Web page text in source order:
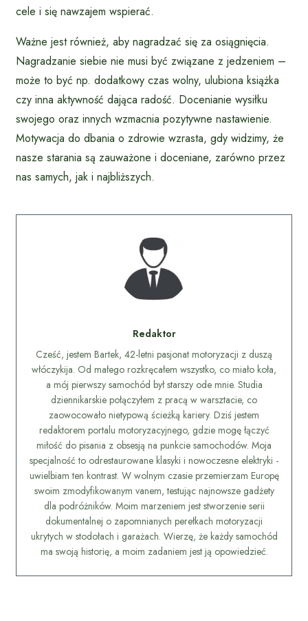
cele i się nawzajem wspierać.
Ważne jest również, aby nagradzać się za osiągnięcia.
Nagradzanie siebie nie musi być związane z jedzeniem –
może to być np. dodatkowy czas wolny, ulubiona książka
czy inna aktywność dająca radość. Docenianie wysiłku
swojego oraz innych wzmacnia pozytywne nastawienie.
Motywacja do dbania o zdrowie wzrasta, gdy widzimy, że
nasze starania są zauważone i doceniane, zarówno przez
nas samych, jak i najbliższych.
Redaktor
Cześć, jestem Bartek, 42-letni pasjonat motoryzacji z duszą
włóczykija. Od małego rozkręcałem wszystko, co miało koła,
a mój pierwszy samochód był starszy ode mnie. Studia
dziennikarskie połączyłem z pracą w warsztacie, co
zaowocowało nietypową ścieżką kariery. Dziś jestem
redaktorem portalu motoryzacyjnego, gdzie mogę łączyć
miłość do pisania z obsesją na punkcie samochodów. Moja
specjalność to odrestaurowane klasyki i nowoczesne elektryki -
uwielbiam ten kontrast. W wolnym czasie przemierzam Europę
swoim zmodyfikowanym vanem, testując najnowsze gadżety
dla podróżników. Moim marzeniem jest stworzenie serii
dokumentalnej o zapomnianych perełkach motoryzacji
ukrytych w stodołach i garażach. Wierzę, że każdy samochód
ma swoją historię, a moim zadaniem jest ją opowiedzieć.